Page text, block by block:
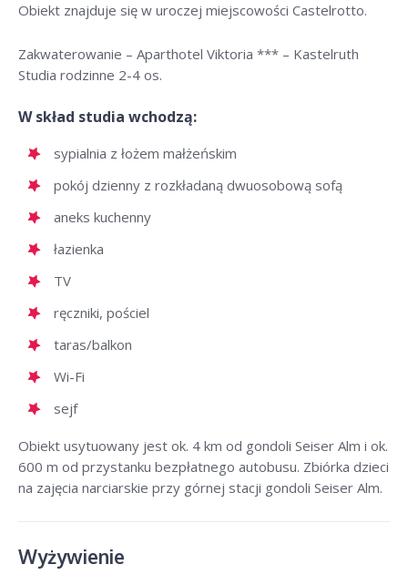
Obiekt znajduje się w uroczej miejscowości Castelrotto.
Zakwaterowanie – Aparthotel Viktoria *** – Kastelruth
Studia rodzinne 2-4 os.
W skład studia wchodzą:
sypialnia z łożem małżeńskim
pokój dzienny z rozkładaną dwuosobową sofą
aneks kuchenny
łazienka
TV
ręczniki, pościel
taras/balkon
Wi-Fi
sejf
Obiekt usytuowany jest ok. 4 km od gondoli Seiser Alm i ok.
600 m od przystanku bezpłatnego autobusu. Zbiórka dzieci
na zajęcia narciarskie przy górnej stacji gondoli Seiser Alm.
Wyżywienie